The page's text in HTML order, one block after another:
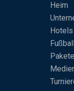
Heim
Hotels
Pakete